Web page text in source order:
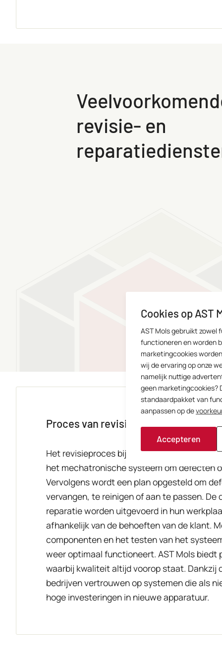
revisie- en
Proces van revisie en reparatie
Het revisieproces bij AST Mols begint met
het mechatronische systeem om defecten
Vervolgens wordt een plan opgesteld om
vervangen, te reinigen of aan te passen. De
reparatie worden uitgevoerd in hun
afhankelijk van de behoeften van de klant.
componenten en het testen van het
weer optimaal functioneert. AST Mols biedt
waarbij kwaliteit altijd voorop staat. Dankzij
bedrijven vertrouwen op systemen die als
hoge investeringen in nieuwe apparatuur.
Cookies op AST
AST Mols gebruikt zowel
functioneren en worden
marketingcookies
wij de ervaring op onze
namelijk nuttige
geen marketingcookies?
standaardpakket van
aanpassen op de
Accepteren